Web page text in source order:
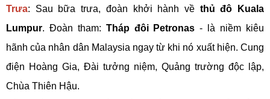
Trưa: Sau bữa trưa, đoàn khởi hành về thủ đô Kuala
Lumpur. Đoàn tham: Tháp đôi Petronas - là niềm kiêu
hãnh của nhân dân Malaysia ngay từ khi nó xuất hiện. Cung
điện Hoàng Gia, Đài tưởng niệm, Quảng trường độc lập,
Chùa Thiên Hậu.